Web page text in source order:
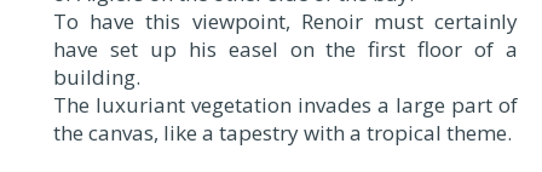
To have this viewpoint, Renoir must certainly
have set up his easel on the first floor of a
building.
The luxuriant vegetation invades a large part of
the canvas, like a tapestry with a tropical theme.